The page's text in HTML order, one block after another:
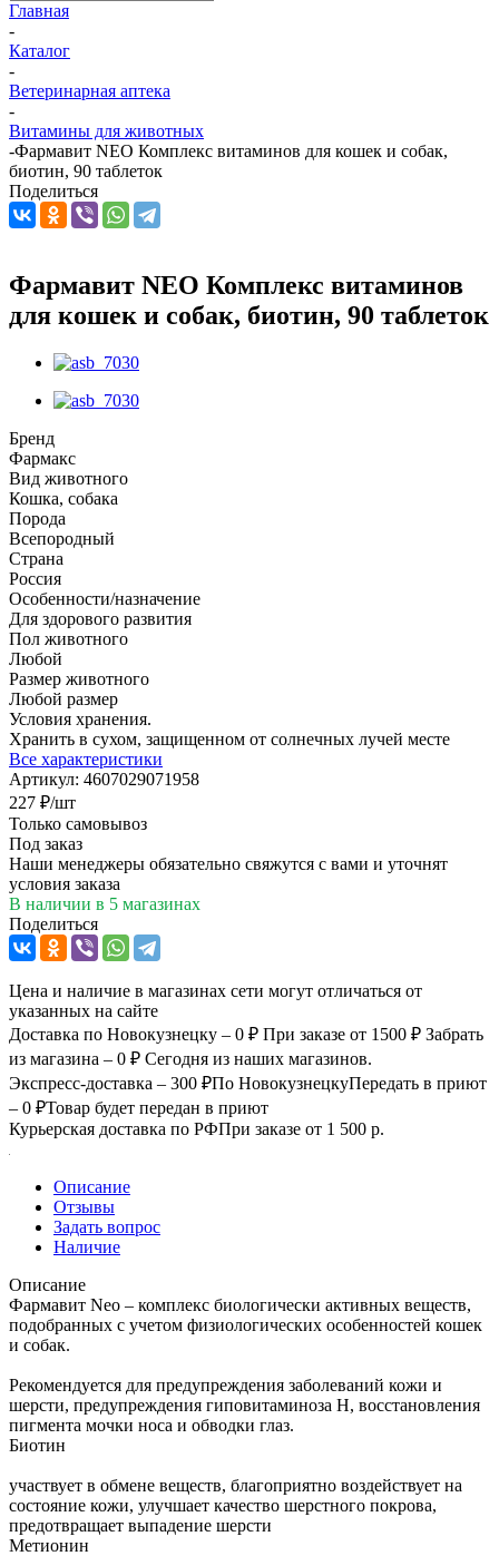
Главная
-
Каталог
-
Ветеринарная аптека
-
Витамины для животных
-Фармавит NEO Комплекс витаминов для кошек и собак,
биотин, 90 таблеток
Поделиться
Фармавит NEO Комплекс витаминов
для кошек и собак, биотин, 90 таблеток
Бренд
Фармакс
Вид животного
Кошка, собака
Порода
Всепородный
Страна
Россия
Особенности/назначение
Для здорового развития
Пол животного
Любой
Размер животного
Любой размер
Условия хранения.
Хранить в сухом, защищенном от солнечных лучей месте
Все характеристики
Артикул: 4607029071958
227 ₽/шт
Только самовывоз
Под заказ
Наши менеджеры обязательно свяжутся с вами и уточнят
условия заказа
В наличии в 5 магазинах
Поделиться
Цена и наличие в магазинах сети могут отличаться от
указанных на сайте
Доставка по Новокузнецку – 0 ₽ При заказе от 1500 ₽ Забрать
из магазина – 0 ₽ Сегодня из наших магазинов.
Экспресс-доставка – 300 ₽По НовокузнецкуПередать в приют
– 0 ₽Товар будет передан в приют
Курьерская доставка по РФПри заказе от 1 500 р.
Описание
Отзывы
Задать вопрос
Наличие
Описание
Фармавит Neo – комплекс биологически активных веществ,
подобранных с учетом физиологических особенностей кошек
и собак.
Рекомендуется для предупреждения заболеваний кожи и
шерсти, предупреждения гиповитаминоза Н, восстановления
пигмента мочки носа и обводки глаз.
Биотин
участвует в обмене веществ, благоприятно воздействует на
состояние кожи, улучшает качество шерстного покрова,
предотвращает выпадение шерсти
Метионин